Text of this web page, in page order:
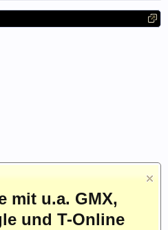
mit u.a. GMX,
und T-Online